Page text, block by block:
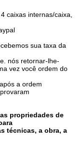
caixas internas/caixa,
sua taxa da
nós retornar-lhe-
vez você ordem do
a ordem
propriedades de
técnicas, a obra, a